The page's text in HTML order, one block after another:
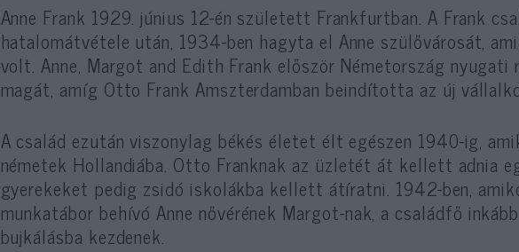
Anne Frank 1929. június 12-én született Frankfurtban. A Frank
hatalomátvétele után, 1934-ben hagyta el Anne szülővárosát,
volt. Anne, Margot and Edith Frank először Németország nyugati
magát, amíg Otto Frank Amszterdamban beindította az új
A család ezután viszonylag békés életet élt egészen 1940-ig,
németek Hollandiába. Otto Franknak az üzletét át kellett adnia
gyerekeket pedig zsidó iskolákba kellett átíratni. 1942-ben,
munkatábor behívó Anne nővérének Margot-nak, a családfő
bujkálásba kezdenek.